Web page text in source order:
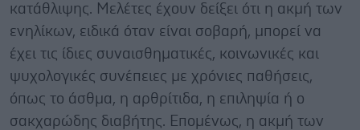
κατάθλιψης. Μελέτες έχουν δείξει ότι η ακμή των
ενηλίκων, ειδικά όταν είναι σοβαρή, μπορεί να
έχει τις ίδιες συναισθηματικές, κοινωνικές και
ψυχολογικές συνέπειες με χρόνιες παθήσεις,
όπως το άσθμα, η αρθρίτιδα, η επιληψία ή ο
σακχαρώδης διαβήτης. Επομένως, η ακμή των